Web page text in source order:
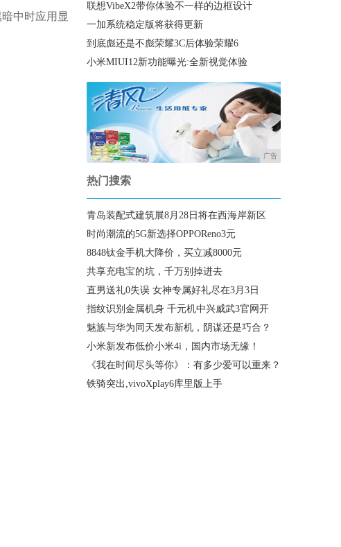
中时应用显
联想VibeX2带你体验不一样的边框设计
一加系统稳定版将获得更新
到底彪还是不彪荣耀3C后体验荣耀6
小米MIUI12新功能曝光:全新视觉体验
广告
热门搜索
青岛装配式建筑展8月28日将在西海岸新区
时尚潮流的5G新选择OPPOReno3元
8848钛金手机大降价，买立减8000元
共享充电宝的坑，千万别掉进去
直男送礼0失误 女神专属好礼尽在3月3日
指纹识别金属机身 千元机中兴威武3官网开
魅族与华为同天发布新机，阴谋还是巧合？
小米新发布低价小米4i，国内市场无缘！
《我在时间尽头等你》：有多少爱可以重来？
铁骑突出,vivoXplay6库里版上手